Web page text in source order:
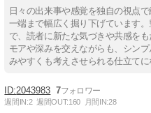
日々の出来事や感覚を独自の視点
一端まで幅広く掘り下げています
で、読者に新たな気づきや共感を
モアや深みを交えながらも、シン
みやすくも考えさせられる仕立てに
2043983 7
週間IN:2 週間OUT:160 月間IN:28